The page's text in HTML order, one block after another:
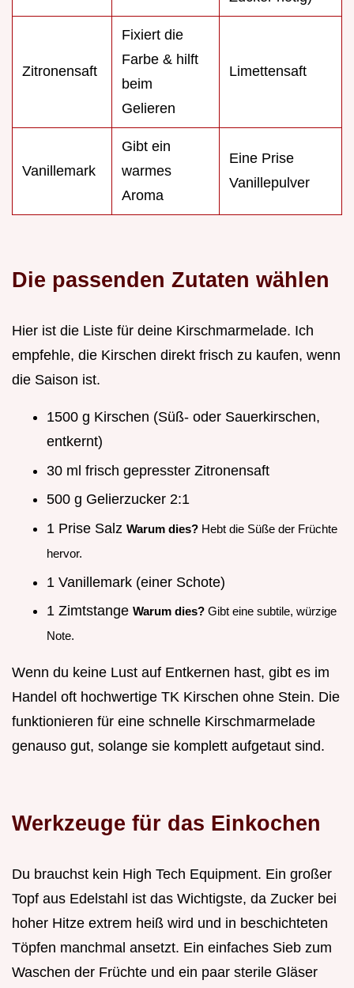
Zitronensaft
Fixiert die
Farbe & hilft
beim
Gelieren
Limettensaft
Vanillemark
Gibt ein
warmes
Aroma
Eine Prise
Vanillepulver
Die passenden Zutaten wählen
Hier ist die Liste für deine Kirschmarmelade. Ich
empfehle, die Kirschen direkt frisch zu kaufen, wenn
die Saison ist.
1500 g Kirschen (Süß- oder Sauerkirschen,
entkernt)
30 ml frisch gepresster Zitronensaft
500 g Gelierzucker 2:1
1 Prise Salz Warum dies? Hebt die Süße der Früchte
hervor.
1 Vanillemark (einer Schote)
1 Zimtstange Warum dies? Gibt eine subtile, würzige
Note.
Wenn du keine Lust auf Entkernen hast, gibt es im
Handel oft hochwertige TK Kirschen ohne Stein. Die
funktionieren für eine schnelle Kirschmarmelade
genauso gut, solange sie komplett aufgetaut sind.
Werkzeuge für das Einkochen
Du brauchst kein High Tech Equipment. Ein großer
Topf aus Edelstahl ist das Wichtigste, da Zucker bei
hoher Hitze extrem heiß wird und in beschichteten
Töpfen manchmal ansetzt. Ein einfaches Sieb zum
Waschen der Früchte und ein paar sterile Gläser